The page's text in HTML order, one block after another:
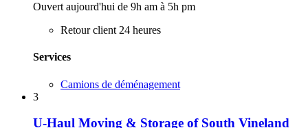
Ouvert aujourd'hui de 9h am à 5h pm
Retour client 24 heures
Services
Camions de déménagement
3
U-Haul Moving & Storage of South Vineland